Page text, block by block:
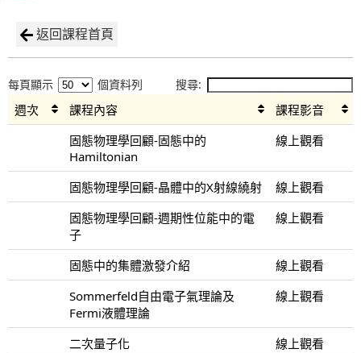
返回課程首頁
每頁顯示 個資料列 搜尋:
週次 課程內容
課程影音
固態物理學回顧-固態中的
Hamiltonian
線上觀看
固態物理學回顧-晶體中的X射線繞射
線上觀看
固態物理學回顧-週期性位能中的電
子
線上觀看
固態中的集體激發介紹
線上觀看
Sommerfeld自由電子氣理論及
Fermi液體理論
線上觀看
二次量子化
線上觀看